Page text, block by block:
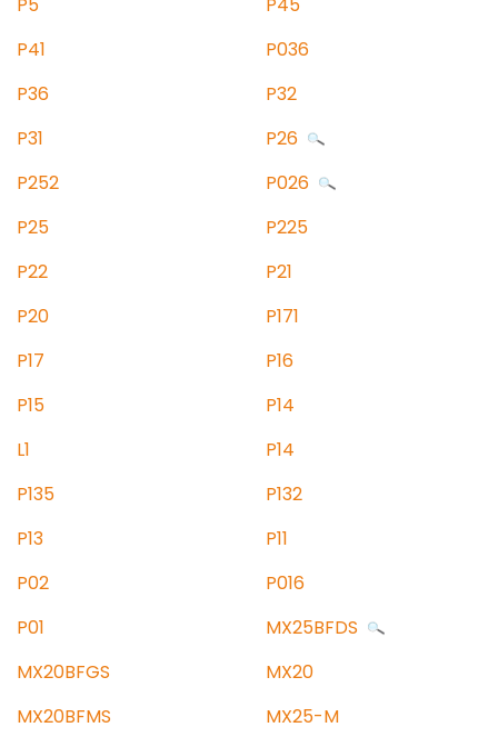
P5
P45
P41
P036
P36
P32
P31
P26
P252
P026
P25
P225
P22
P21
P20
P171
P17
P16
P15
P14
L1
P14
P135
P132
P13
P11
P02
P016
P01
MX25BFDS
MX20BFGS
MX20
MX20BFMS
MX25-M